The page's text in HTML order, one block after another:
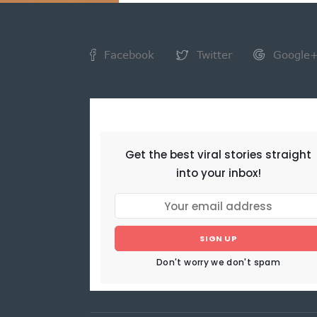
Facebook Twitter Google+
Get the best viral stories straight
into your inbox!
SIGN UP
Don't worry we don't spam